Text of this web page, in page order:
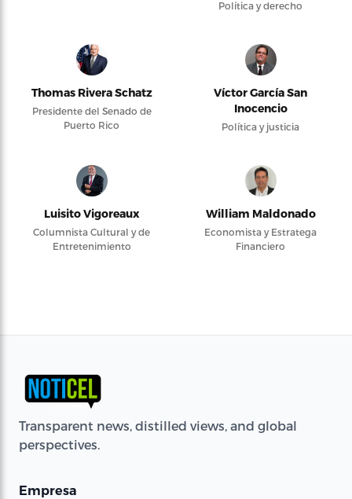
Política y derecho
Thomas Rivera Schatz
Presidente del Senado de
Puerto Rico
Víctor García San
Inocencio
Política y justicia
Luisito Vigoreaux
Columnista Cultural y de
Entretenimiento
William Maldonado
Economista y Estratega
Financiero
Transparent news, distilled views, and global
perspectives.
Empresa